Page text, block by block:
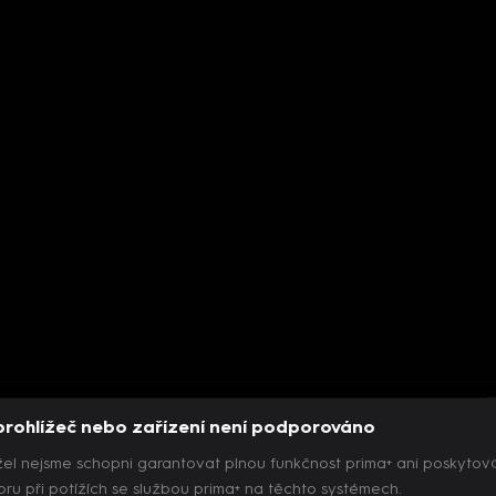
nebo zařízení není podporováno
nejsme schopni garantovat plnou funkčnost prima+ ani
při potížích se službou prima+ na těchto systémech.